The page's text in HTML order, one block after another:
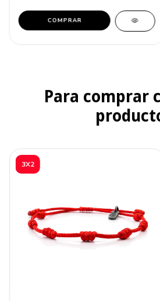
COMPRAR
Para comprar
3X2